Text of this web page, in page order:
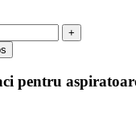
+
pentru